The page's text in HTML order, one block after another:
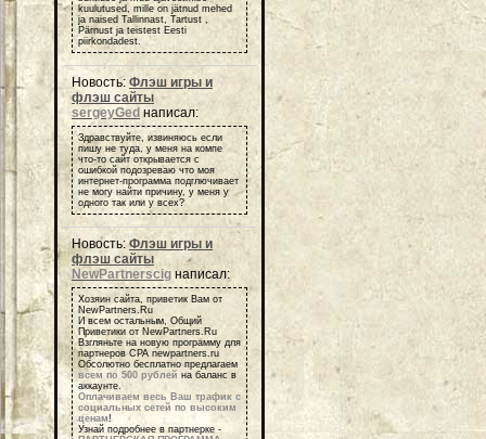
kuulutused, mille on jätnud mehed
ja naised Tallinnast, Tartust ,
Pärnust ja teistest Eesti
piirkondadest.
Новость: Флэш игры и
флэш сайты
sergeyGed написал:
Здравствуйте, извиняюсь если
пишу не туда, у меня на компе
что-то сайт открывается с
ошибкой подозреваю что моя
интернет-программа подглючивает
не могу найти причину, у меня у
одного так или у всех?
Новость:Флэш игры и
флэш сайты
NewPartnerscigнаписал:
Хозяин сайта, приветик Вам от
NewPartners.Ru
И всем остальным, Общий
Приветики от NewPartners.Ru
Взгляньте на новую программу для
партнеров СРА newpartners.ru
Обсолютно бесплатно предлагаем
всем по 500 рублей на баланс в
аккаунте.
Оплачиваем весь Ваш трафик с
социальных сетей по высоким
ценам!
Узнай подробнее в партнерке -